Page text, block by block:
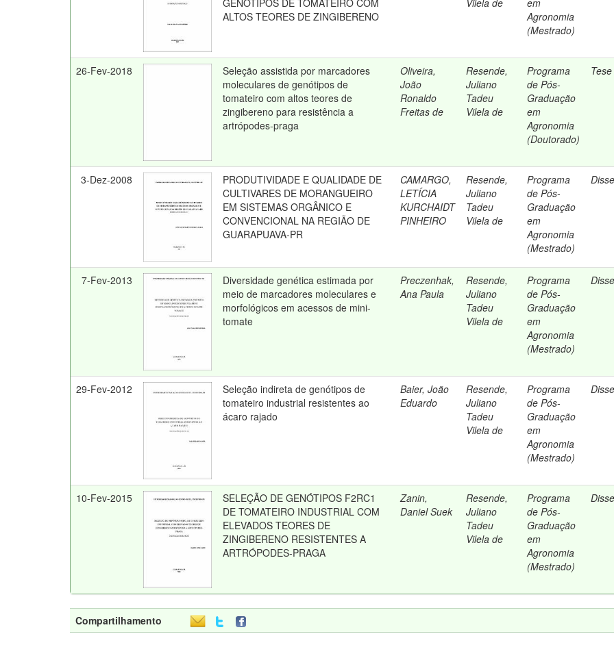
GENÓTIPOS DE TOMATEIRO COM
ALTOS TEORES DE ZINGIBERENO
Vilela de
em
Agronomia
(Mestrado)
26-Fev-2018
Seleção assistida por marcadores
moleculares de genótipos de
tomateiro com altos teores de
zingibereno para resistência a
artrópodes-praga
Oliveira,
João
Ronaldo
Freitas de
Resende,
Juliano
Tadeu
Vilela de
Programa
de Pós-
Graduação
em
Agronomia
(Doutorado)
Tese
3-Dez-2008
PRODUTIVIDADE E QUALIDADE DE
CULTIVARES DE MORANGUEIRO
EM SISTEMAS ORGÂNICO E
CONVENCIONAL NA REGIÃO DE
GUARAPUAVA-PR
CAMARGO,
LETÍCIA
KURCHAIDT
PINHEIRO
Resende,
Juliano
Tadeu
Vilela de
Programa
de Pós-
Graduação
em
Agronomia
(Mestrado)
7-Fev-2013
Diversidade genética estimada por
meio de marcadores moleculares e
morfológicos em acessos de mini-
tomate
Preczenhak,
Ana Paula
Resende,
Juliano
Tadeu
Vilela de
Programa
de Pós-
Graduação
em
Agronomia
(Mestrado)
29-Fev-2012
Seleção indireta de genótipos de
tomateiro industrial resistentes ao
ácaro rajado
Baier, João
Eduardo
Resende,
Juliano
Tadeu
Vilela de
Programa
de Pós-
Graduação
em
Agronomia
(Mestrado)
10-Fev-2015
SELEÇÃO DE GENÓTIPOS F2RC1
DE TOMATEIRO INDUSTRIAL COM
ELEVADOS TEORES DE
ZINGIBERENO RESISTENTES A
ARTRÓPODES-PRAGA
Zanin,
Daniel Suek
Resende,
Juliano
Tadeu
Vilela de
Programa
de Pós-
Graduação
em
Agronomia
(Mestrado)
Compartilhamento